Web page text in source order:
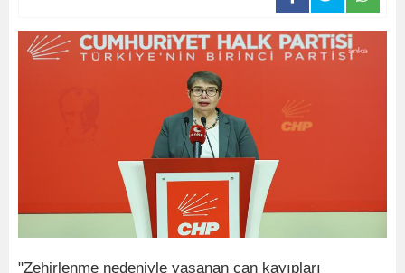
"Zehirlenme nedeniyle yaşanan can kayıpları